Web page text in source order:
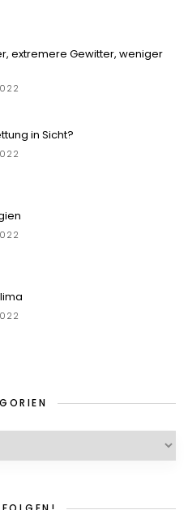
extremere Gewitter, weniger
in Sicht?